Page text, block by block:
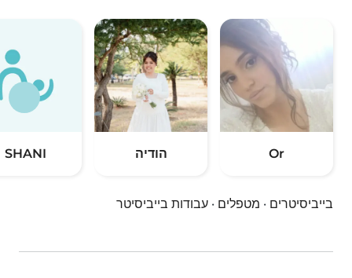
Or הודיה SHANI
בייביסיטרים · מטפלים · עבודות בייביסיטר